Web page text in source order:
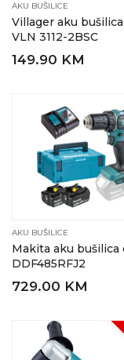
AKU BUŠILICE
Villager aku
VLN 3112-2BSC
149.90 KM
AKU BUŠILICE
Makita aku bušilica
DDF485RFJ2
729.00 KM